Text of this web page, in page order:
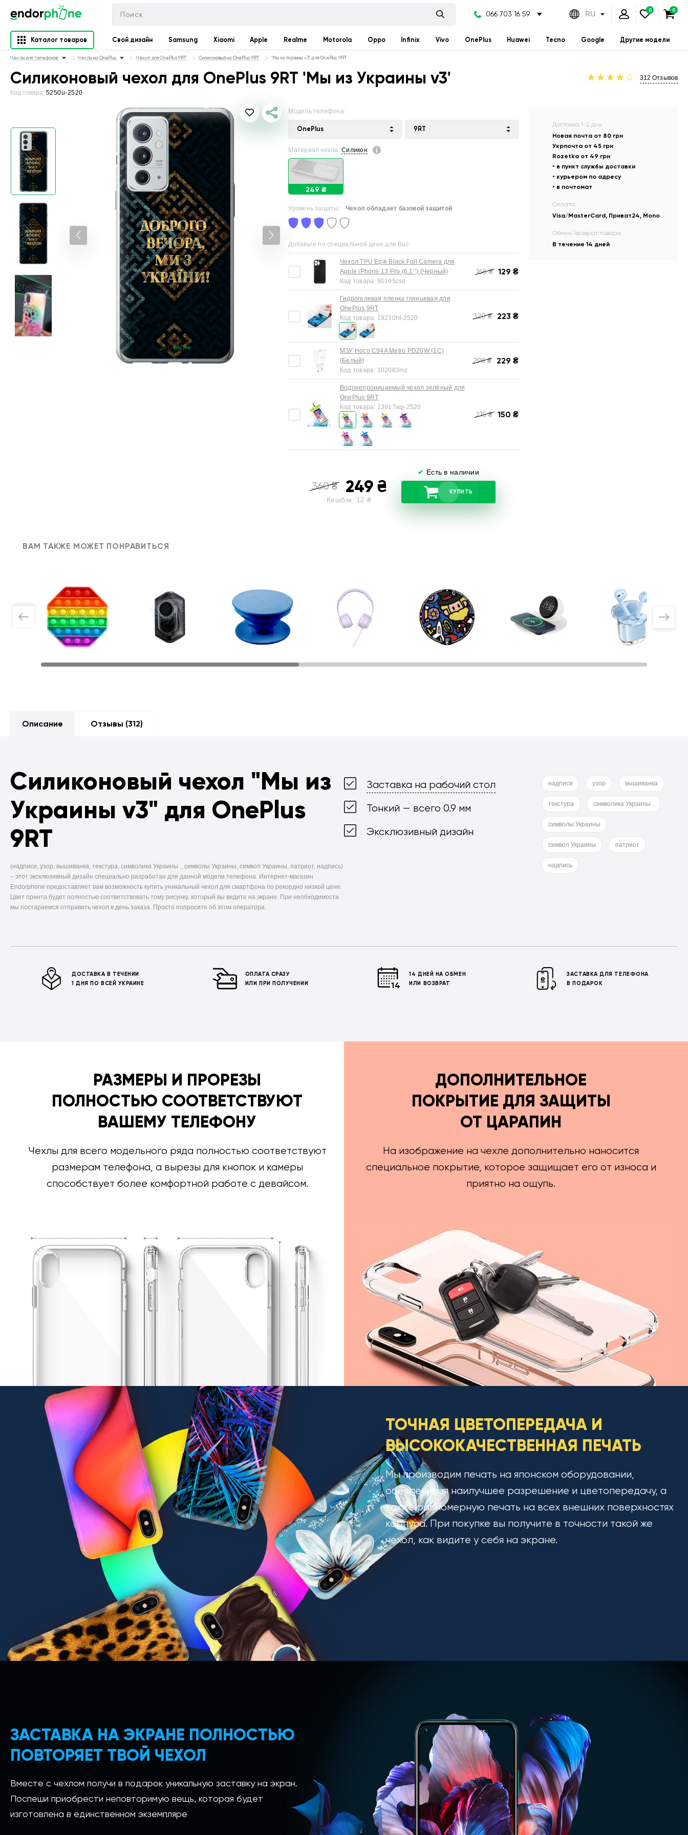
066 703 16 59 RU
Каталог товаров Свой дизайн Samsung Xiaomi Apple Realme Motorola Oppo Infinix Vivo OnePlus Huawei Tecno Google Другие модели
Чехлы для телефонов Чехлы на OnePlus Чехол для OnePlus 9RT Силиконовый на OnePlus 9RT "Мы из Украины v3" для OnePlus 9RT
Силиконовый чехол для OnePlus 9RT 'Мы из Украины v3'
Код товара: 5250u-2520
312 Отзывов
Модель телефона:
OnePlus 9RT
Материал чехла:Силикон
249 ₴
Уровень защиты: Чехол обладает базовой защитой
Добавьте по специальной цене для Вас
Чехол TPU Epik Black Full Camera для
Apple iPhone 13 Pro (6.1’’) (Черный)
Код товара: 80195csd
168₴ 129 ₴
Гидрогелевая пленка глянцевая для
OnePlus 9RT
Код товара: 19230hf-2520 320₴ 223 ₴
МЗУ Hoco C94A Metro PD20W (1C)
(Белый)
Код товара: 102083mz
298₴ 229 ₴
Водонепроницаемый чехол зелёный для
OnePlus 9RT
Код товара: 13917wp-2520
215₴ 150 ₴
360₴ 249 ₴
Кешбэк: 12 ₴
✔ Есть в наличии
КУПИТЬ
Доставка 1-2 дня:
Новая почта от 80 грн
Укрпочта от 45 грн
Rozetka от 49 грн
• в пункт службы доставки
• курьером по адресу
• в почтомат
Оплата:
Visa/MasterCard, Приват24, Mono
Обмен/возврат товара:
В течение 14 дней
ВАМ ТАКЖЕ МОЖЕТ ПОНРАВИТЬСЯ
Описание Отзывы (312)
Силиконовый чехол "Мы из
Украины v3" для OnePlus
9RT
(надписи, узор, вышиванка, текстура, символика Украины ., символы Украины, символ Украины, патриот, надпись)
– этот эксклюзивный дизайн специально разработан для данной модели телефона. Интернет-магазин
Endorphone предоставляет вам возможность купить уникальный чехол для смартфона по рекордно низкой цене.
Цвет принта будет полностью соответствовать тому рисунку, который вы видите на экране. При необходимости
мы постараемся отправить чехол в день заказа. Просто попросите об этом оператора.
Заставка на рабочий стол
Тонкий — всего 0.9 мм
Эксклюзивный дизайн
надписи узор вышиванка
текстура символика Украины .
символы Украины
символ Украины патриот
надпись
ДОСТАВКА В ТЕЧЕНИИ
1 ДНЯ ПО ВСЕЙ УКРАИНЕ
ОПЛАТА СРАЗУ
ИЛИ ПРИ ПОЛУЧЕНИИ
14 ДНЕЙ НА ОБМЕН
ИЛИ ВОЗВРАТ
ЗАСТАВКА ДЛЯ ТЕЛЕФОНА
В ПОДАРОК
РАЗМЕРЫ И ПРОРЕЗЫ
ПОЛНОСТЬЮ СООТВЕТСТВУЮТ
ВАШЕМУ ТЕЛЕФОНУ
Чехлы для всего модельного ряда полностью соответствуют
размерам телефона, а вырезы для кнопок и камеры
способствует более комфортной работе с девайсом.
ДОПОЛНИТЕЛЬНОЕ
ПОКРЫТИЕ ДЛЯ ЗАЩИТЫ
ОТ ЦАРАПИН
На изображение на чехле дополнительно наносится
специальное покрытие, которое защищает его от износа и
приятно на ощупь.
ТОЧНАЯ ЦВЕТОПЕРЕДАЧА И
ВЫСОКОКАЧЕСТВЕННАЯ ПЕЧАТЬ
Мы производим печать на японском оборудовании,
обеспечивая наилучшее разрешение и цветопередачу, а
также равномерную печать на всех внешних поверхностях
корпуса. При покупке вы получите в точности такой же
чехол, как видите у себя на экране.
ЗАСТАВКА НА ЭКРАНЕ ПОЛНОСТЬЮ
ПОВТОРЯЕТ ТВОЙ ЧЕХОЛ
Вместе с чехлом получи в подарок уникальную заставку на экран.
Поспеши приобрести неповторимую вещь, которая будет
изготовлена в единственном экземпляре